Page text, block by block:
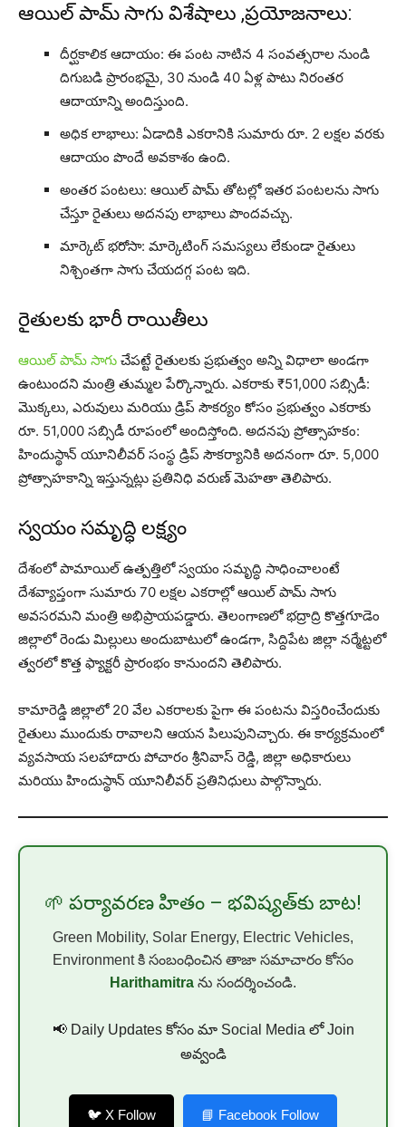
ఆయిల్ పామ్ సాగు విశేషాలు ,ప్రయోజనాలు:
దీర్ఘకాలిక ఆదాయం: ఈ పంట నాటిన 4 సంవత్సరాల నుండి
దిగుబడి ప్రారంభమై, 30 నుండి 40 ఏళ్ల పాటు నిరంతర
ఆదాయాన్ని అందిస్తుంది.
అధిక లాభాలు: ఏడాదికి ఎకరానికి సుమారు రూ. 2 లక్షల వరకు
ఆదాయం పొందే అవకాశం ఉంది.
అంతర పంటలు: ఆయిల్ పామ్ తోటల్లో ఇతర పంటలను సాగు
చేస్తూ రైతులు అదనపు లాభాలు పొందవచ్చు.
మార్కెట్ భరోసా: మార్కెటింగ్ సమస్యలు లేకుండా రైతులు
నిశ్చింతగా సాగు చేయదగ్గ పంట ఇది.
రైతులకు భారీ రాయితీలు
ఆయిల్ పామ్ సాగు చేపట్టే రైతులకు ప్రభుత్వం అన్ని విధాలా అండగా
ఉంటుందని మంత్రి తుమ్మల పేర్కొన్నారు. ఎకరాకు ₹51,000 సబ్సిడీ:
మొక్కలు, ఎరువులు మరియు డ్రిప్ సౌకర్యం కోసం ప్రభుత్వం ఎకరాకు
రూ. 51,000 సబ్సిడీ రూపంలో అందిస్తోంది. అదనపు ప్రోత్సాహకం:
హిందుస్థాన్ యూనిలీవర్ సంస్థ డ్రిప్ సౌకర్యానికి అదనంగా రూ. 5,000
ప్రోత్సాహకాన్ని ఇస్తున్నట్లు ప్రతినిధి వరుణ్ మెహతా తెలిపారు.
స్వయం సమృద్ధి లక్ష్యం
దేశంలో పామాయిల్ ఉత్పత్తిలో స్వయం సమృద్ధి సాధించాలంటే
దేశవ్యాప్తంగా సుమారు 70 లక్షల ఎకరాల్లో ఆయిల్ పామ్ సాగు
అవసరమని మంత్రి అభిప్రాయపడ్డారు. తెలంగాణలో భద్రాద్రి కొత్తగూడెం
జిల్లాలో రెండు మిల్లులు అందుబాటులో ఉండగా, సిద్దిపేట జిల్లా నర్మేట్టలో
త్వరలో కొత్త ఫ్యాక్టరీ ప్రారంభం కానుందని తెలిపారు.
కామారెడ్డి జిల్లాలో 20 వేల ఎకరాలకు పైగా ఈ పంటను విస్తరించేందుకు
రైతులు ముందుకు రావాలని ఆయన పిలుపునిచ్చారు. ఈ కార్యక్రమంలో
వ్యవసాయ సలహాదారు పోచారం శ్రీనివాస్ రెడ్డి, జిల్లా అధికారులు
మరియు హిందుస్థాన్ యూనిలీవర్ ప్రతినిధులు పాల్గొన్నారు.
🌱 పర్యావరణ హితం – భవిష్యత్‌కు బాట!
Green Mobility, Solar Energy, Electric Vehicles,
Environment కి సంబంధించిన తాజా సమాచారం కోసం
Harithamitra ను సందర్శించండి.
📢 Daily Updates కోసం మా Social Media లో Join
అవ్వండి
🐦 X Follow 📘 Facebook Follow